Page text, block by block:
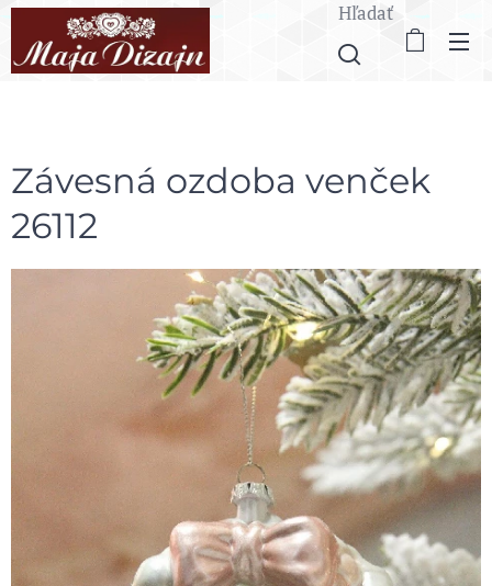
Hľadať
Závesná ozdoba venček
26112